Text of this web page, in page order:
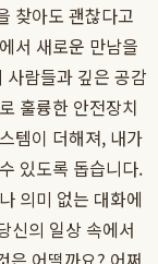
찾아도 괜찮다고
서 새로운 만남을
사람들과 깊은 공감
훌륭한 안전장치
템이 더해져, 내가
있도록 돕습니다.
의미 없는 대화에
신의 일상 속에서